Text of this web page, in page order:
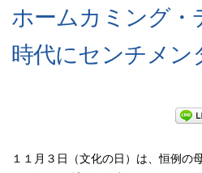
ホームカミング・
時代にセンチメン
１１月３日（文化の日）は、恒例の